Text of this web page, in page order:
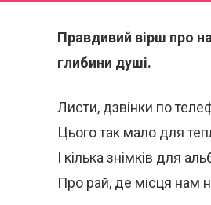
Правдивий вірш про
глибини душі.
Листи, дзвінки по
Цього так мало для
І кілька знімків для
Про рай, де місця нам